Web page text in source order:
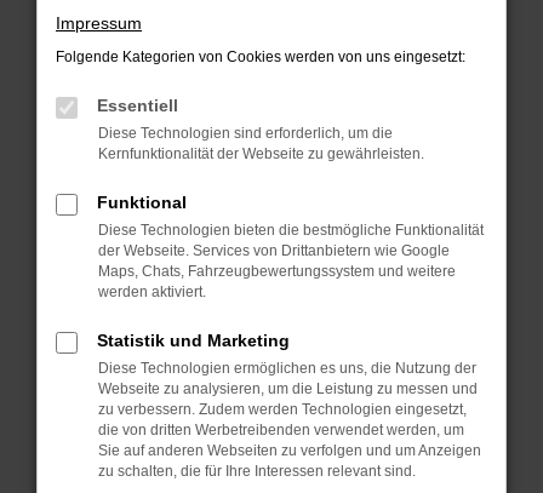
Überprüfe deine Firewall und deine
Internetverbindung.
deine Suchmaschine?
Prüfe deine Browsererweiterungen.
können das Laden bestimmter Seiten
verhindern. Funktioniert die Seite in einem
anderen Browser oder in einem privaten
Fenster?
Starte dein Gerät neu.
Das kann manchmal helfen,
vorübergehende Probleme zu beheben.
Stelle sicher, dass dein Browser und dein
Betriebssystem auf dem neuesten Stand
Impressum
Folgende Kategorien von Cookies werden von uns eingesetzt:
Essentiell
Diese Technologien sind erforderlich, um die
Kernfunktionalität der Webseite zu gewährleisten.
Funktional
Diese Technologien bieten die bestmögliche Funktionalität
der Webseite. Services von Drittanbietern wie Google
Maps, Chats, Fahrzeugbewertungssystem und weitere
werden aktiviert.
Statistik und Marketing
Diese Technologien ermöglichen es uns, die Nutzung der
Webseite zu analysieren, um die Leistung zu messen und
zu verbessern. Zudem werden Technologien eingesetzt,
die von dritten Werbetreibenden verwendet werden, um
Sie auf anderen Webseiten zu verfolgen und um Anzeigen
zu schalten, die für Ihre Interessen relevant sind.